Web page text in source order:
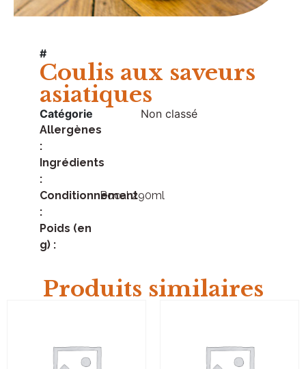
#
Coulis aux saveurs
asiatiques
Catégorie Non classé
Allergènes
:
Ingrédients
:
Conditionnement
:
Bocal 290ml
Poids (en
g) :
Produits similaires